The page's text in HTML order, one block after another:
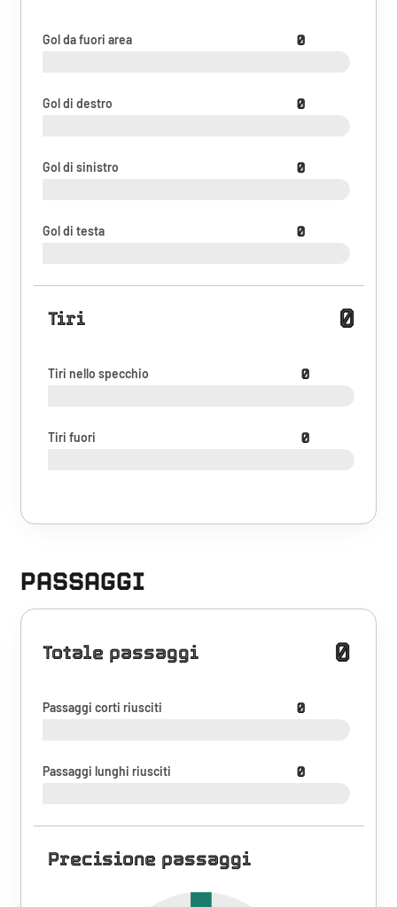
Gol da fuori area 0
Gol di destro 0
Gol di sinistro 0
Gol di testa 0
Tiri 0
Tiri nello specchio 0
Tiri fuori 0
PASSAGGI
Totale passaggi 0
Passaggi corti riusciti 0
Passaggi lunghi riusciti 0
Precisione passaggi